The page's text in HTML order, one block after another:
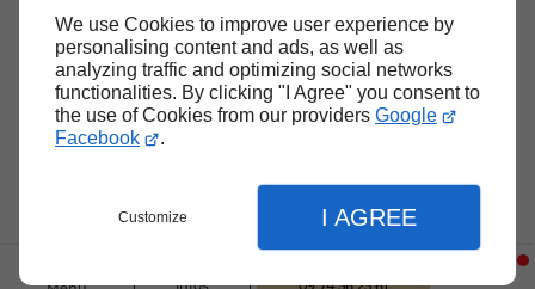
We use Cookies to improve user experience by
personalising content and ads, as well as
analyzing traffic and optimizing social networks
functionalities. By clicking "I Agree" you consent to
the use of Cookies from our providers Google
Facebook
.
Customize I AGREE
Plan du site
Haut de page